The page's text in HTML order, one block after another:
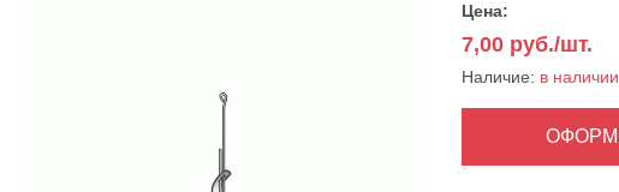
Цена:
7,00 руб./шт.
Наличие: в наличии